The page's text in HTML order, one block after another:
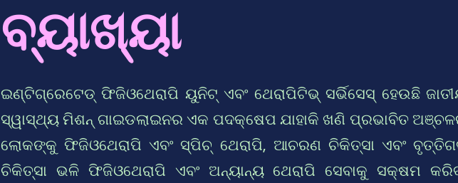
ବ୍ୟାଖ୍ୟା
ଇଣ୍ଟିଗ୍ରେଟେଡ୍ ଫିଜିଓଥେରାପି ୟୁନିଟ୍ ଏବଂ ଥେରାପିଟିଭ୍ ସର୍ଭିସେସ୍ ହେଉଛି
ସ୍ୱାସ୍ଥ୍ୟ ମିଶନ୍ ଗାଇଡଲାଇନର ଏକ ପଦକ୍ଷେପ ଯାହାକି ଖଣି ପ୍ରଭାବିତ
ଲୋକଙ୍କୁ ଫିଜିଓଥେରାପି ଏବଂ ସ୍ପିଚ୍ ଥେରାପି, ଆଚରଣ ଚିକିତ୍ସା ଏବଂ
ଚିକିତ୍ସା ଭଳି ଫିଜିଓଥେରାପି ଏବଂ ଅନ୍ୟାନ୍ୟ ଥେରାପି ସେବାକୁ ସକ୍ଷମ